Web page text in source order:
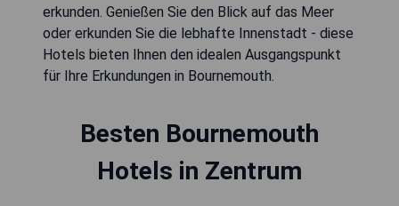
erkunden. Genießen Sie den Blick auf das Meer
oder erkunden Sie die lebhafte Innenstadt - diese
Hotels bieten Ihnen den idealen Ausgangspunkt
für Ihre Erkundungen in Bournemouth.
Besten Bournemouth
Hotels in Zentrum